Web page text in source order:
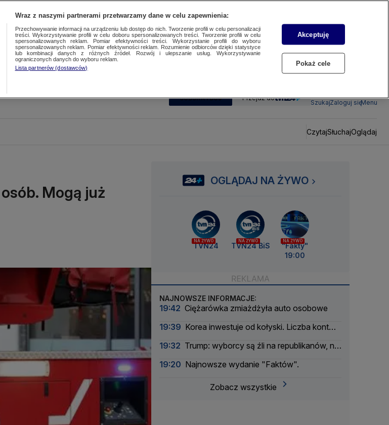
SUBSKRYBUJ Przejdź do
SzukajZaloguj sięMenu
CzytajSłuchajOglądaj
Mogą już
OGLĄDAJ NA ŻYWO
NA ŻYWO
TVN24
NA ŻYWO
TVN24 BiS
NA ŻYWO
"Fakty"
19:00
NAJNOWSZE INFORMACJE:
19:42 Ciężarówka zmiażdżyła auto osobowe
19:39 Korea inwestuje od kołyski. Liczba kont
19:32 Trump: wyborcy są źli na republikanów, nie
19:20 Najnowsze wydanie "Faktów".
Zobacz wszystkie
Wraz z naszymi partnerami przetwarzamy dane w celu zapewnienia:
Przechowywanie informacji na urządzeniu lub dostęp do nich. Tworzenie profili w celu personalizacji
treści. Wykorzystywanie profili w celu doboru spersonalizowanych treści. Tworzenie profili w celu
spersonalizowanych reklam. Pomiar efektywności treści. Wykorzystanie profili do wyboru
spersonalizowanych reklam. Pomiar efektywności reklam. Rozumienie odbiorców dzięki statystyce
lub kombinacji danych z różnych źródeł. Rozwój i ulepszanie usług. Wykorzystywanie
ograniczonych danych do wyboru reklam.
Lista partnerów (dostawców)
Akceptuję
Pokaż cele